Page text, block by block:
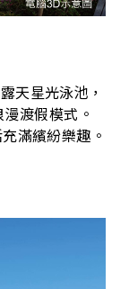
天星光泳池，
渡假模式。
滿繽紛樂趣。